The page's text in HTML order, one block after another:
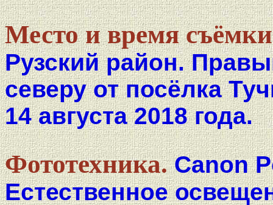
Место и время
Рузский район.
северу от посёлка
14 августа 2018 года.
Фототехника.Canon
Естественное